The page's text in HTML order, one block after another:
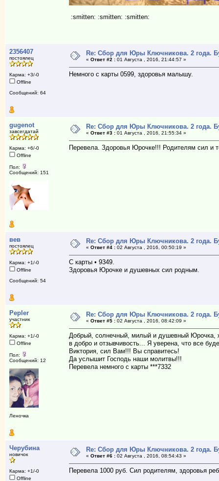
:smitten: :smitten: :smitten:
2356407
постоялец
Карма: +3/-0
Offline
Сообщений: 64
Re: Сбор для Юры Ключникова. 2 года.
« Ответ #2 :01 Августа , 2016, 21:44:57 »
Немного с карты 0599, здоровья малышу.
gugenot
завсегдатай
Карма: +6/-0
Offline
Пол:
Сообщений: 151
Re: Сбор для Юры Ключникова. 2 года.
« Ответ #3 :01 Августа , 2016, 21:55:34 »
Перевела. Здоровья Юрочке!!! Родителям сил и
вев
постоялец
Карма: +1/-0
Offline
Сообщений: 54
Re: Сбор для Юры Ключникова. 2 года.
« Ответ #4 :02 Августа , 2016, 00:50:19 »
С карты • 9349.
Здоровья Юрочке и душевных сил родным.
Pepler
участник
Карма: +1/-0
Offline
Пол:
Сообщений: 12
Леночка
Re: Сбор для Юры Ключникова. 2 года.
« Ответ #5 :02 Августа , 2016, 08:42:09 »
Добрый, солнечный, милый и душевный Юрочка,
в добро и отзывчивость... Я уверена, что все
Виктория, сил Вам!!! Вы справитесь!
Да услышит Господь наши молитвы!!!
Перевела немного с карты ***7332
Черубина
новичок
Карма: +1/-0
Offline
Re: Сбор для Юры Ключникова. 2 года.
« Ответ #6 :02 Августа , 2016, 08:54:43 »
Перевела 1000 руб. Сил родителям, здоровья